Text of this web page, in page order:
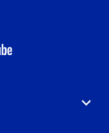
youtube-